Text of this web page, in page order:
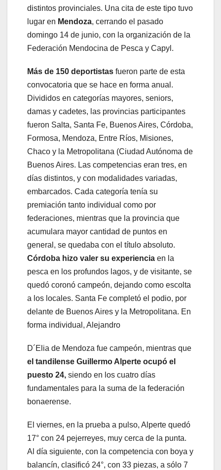
distintos provinciales. Una cita de este tipo tuvo
lugar en Mendoza, cerrando el pasado
domingo 14 de junio, con la organización de la
Federación Mendocina de Pesca y Capyl.
Más de 150 deportistas fueron parte de esta
convocatoria que se hace en forma anual.
Divididos en categorías mayores, seniors,
damas y cadetes, las provincias participantes
fueron Salta, Santa Fe, Buenos Aires, Córdoba,
Formosa, Mendoza, Entre Ríos, Misiones,
Chaco y la Metropolitana (Ciudad Autónoma de
Buenos Aires. Las competencias eran tres, en
días distintos, y con modalidades variadas,
embarcados. Cada categoría tenía su
premiación tanto individual como por
federaciones, mientras que la provincia que
acumulara mayor cantidad de puntos en
general, se quedaba con el título absoluto.
Córdoba hizo valer su experiencia en la
pesca en los profundos lagos, y de visitante, se
quedó coronó campeón, dejando como escolta
a los locales. Santa Fe completó el podio, por
delante de Buenos Aires y la Metropolitana. En
forma individual, Alejandro
D´Elia de Mendoza fue campeón, mientras que
el tandilense Guillermo Alperte ocupó el
puesto 24, siendo en los cuatro días
fundamentales para la suma de la federación
bonaerense.
El viernes, en la prueba a pulso, Alperte quedó
17° con 24 pejerreyes, muy cerca de la punta.
Al día siguiente, con la competencia con boya y
balancín, clasificó 24°, con 33 piezas, a sólo 7